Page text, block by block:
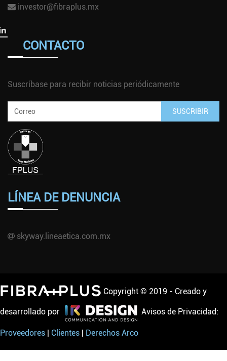
investor@fibraplus.mx
CONTACTO
Suscríbase para recibir noticias periódicamente
SUSCRIBIR
LÍNEA DE DENUNCIA
skyway.lineaetica.com.mx
Copyright © 2019 - Creado y
desarrollado por Avisos de Privacidad:
Proveedores | Clientes | Derechos Arco